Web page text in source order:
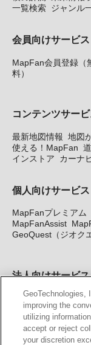
一覧検索 ジャンル
会員向けサービス
MapFan会員登録（
料）
コンテンツサー
最新地図情報 地図
使える！MapFan
インストア
カーナ
個人向けサービス
MapFanプレミアム
MapFanAssist
GeoQuest（ジオク
法人向けサービス
法人向け地図・位
図API Windows PC
サービス
MAP
GeoTechnologies,
improving the
utilizing
accept or reject
your discretion